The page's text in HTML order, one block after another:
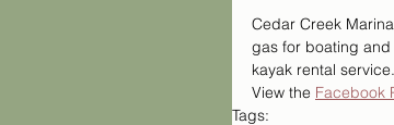
Cedar Creek
gas for boating
kayak rental
View the Facebook
Tags: